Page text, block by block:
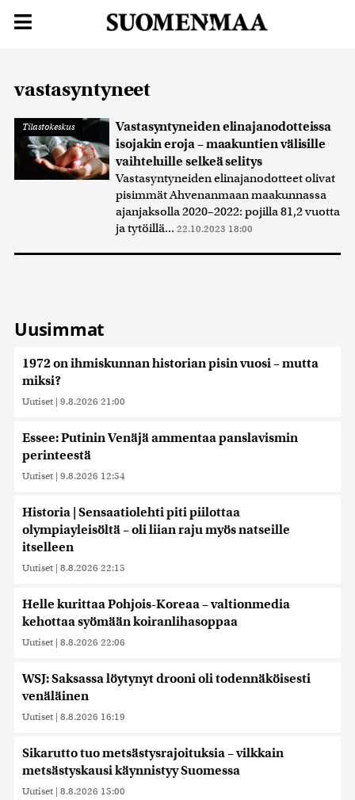
vastasyntyneet
Tilastokeskus
Vastasyntyneiden elinajanodotteissa
isojakin eroja – maakuntien välisille
vaihteluille selkeä selitys
Vastasyntyneiden elinajanodotteet olivat
pisimmät Ahvenanmaan maakunnassa
ajanjaksolla 2020–2022: pojilla 81,2 vuotta
ja tytöillä... 22.10.2023 18:00
Uusimmat
1972 on ihmiskunnan historian pisin vuosi – mutta
miksi?
Uutiset | 9.8.2026 21:00
Essee: Putinin Venäjä ammentaa panslavismin
perinteestä
Uutiset | 9.8.2026 12:54
Historia | Sensaatiolehti piti piilottaa
olympiayleisöltä – oli liian raju myös natseille
itselleen
Uutiset | 8.8.2026 22:15
Helle kurittaa Pohjois-Koreaa – valtionmedia
kehottaa syömään koiranlihasoppaa
Uutiset | 8.8.2026 22:06
WSJ: Saksassa löytynyt drooni oli todennäköisesti
venäläinen
Uutiset | 8.8.2026 16:19
Sikarutto tuo metsästysrajoituksia – vilkkain
metsästyskausi käynnistyy Suomessa
Uutiset | 8.8.2026 15:00